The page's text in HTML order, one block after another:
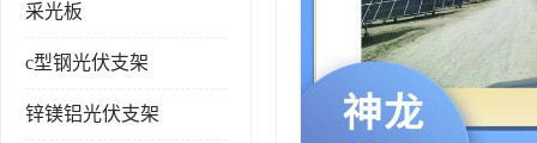
采光板
c型钢光伏支架
锌镁铝光伏支架